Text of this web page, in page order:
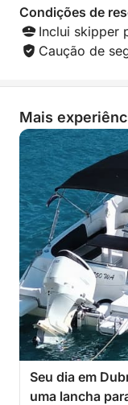
Condições de
Inclui skipper
Caução de
Mais
Seu dia em
uma lancha